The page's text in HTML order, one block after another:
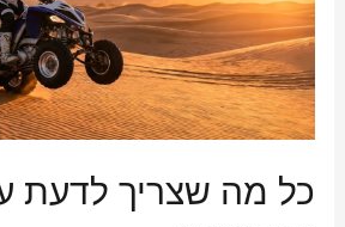
כל מה שצריך לדעת